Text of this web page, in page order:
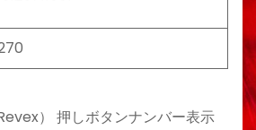
） 押しボタンナンバー表示